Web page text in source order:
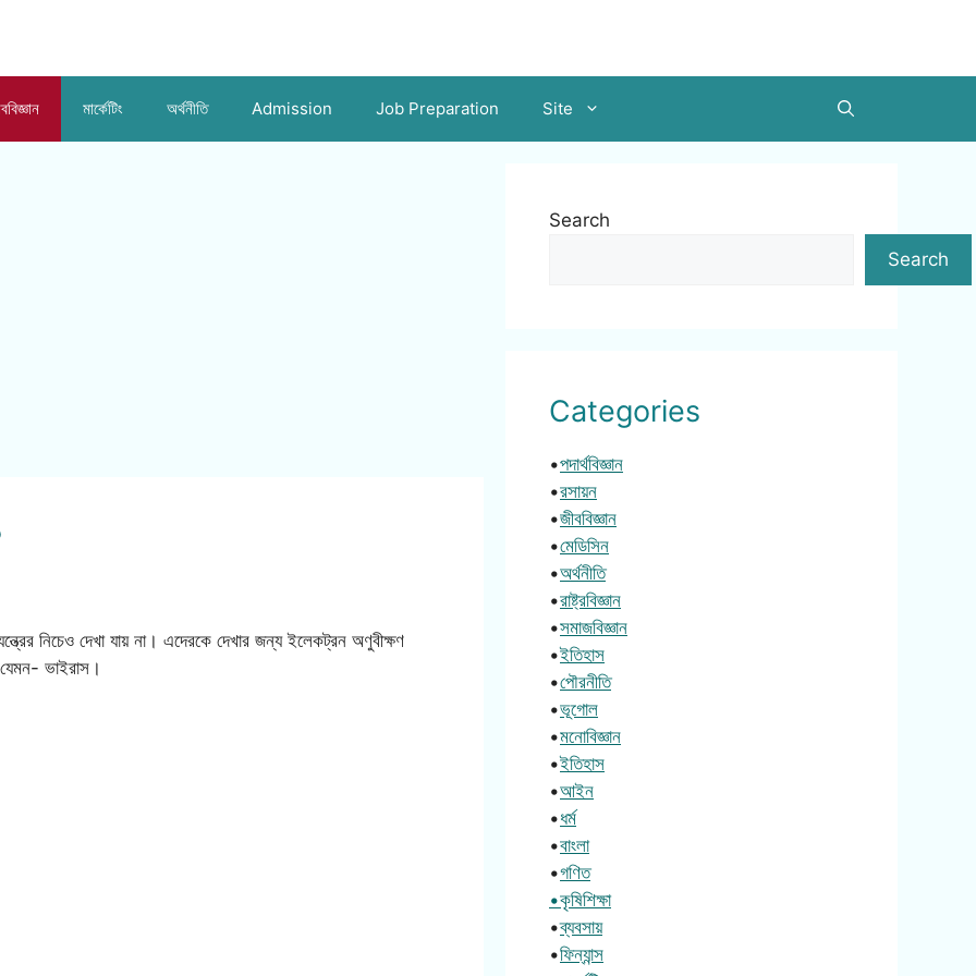
মার্কেটিং অর্থনীতি Admission Job Preparation Site
নিচেও দেখা যায় না। এদেরকে দেখার জন্য ইলেকট্রন অণুবীক্ষণ
ভাইরাস।
Search
Search
Categories
•পদার্থবিজ্ঞান
•রসায়ন
•জীববিজ্ঞান
•মেডিসিন
•অর্থনীতি
•রাষ্ট্রবিজ্ঞান
•সমাজবিজ্ঞান
•ইতিহাস
•পৌরনীতি
•ভূগোল
•মনোবিজ্ঞান
•ইতিহাস
•আইন
•ধর্ম
•বাংলা
•গণিত
•কৃষিশিক্ষা
•ব্যবসায়
•ফিন্যান্স